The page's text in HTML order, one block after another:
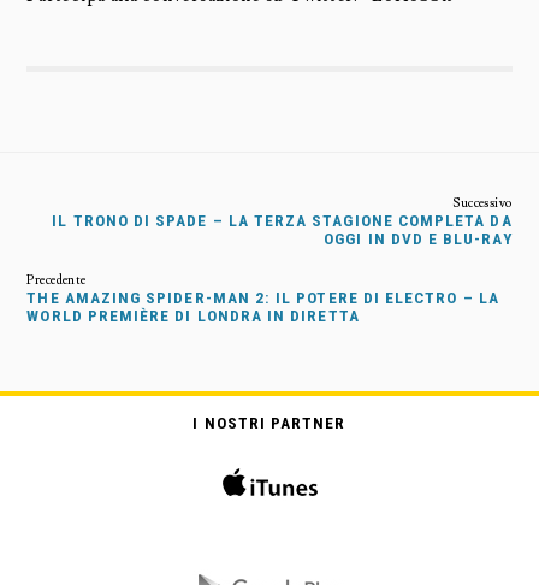
IL TRONO DI SPADE – LA TERZA STAGIONE COMPLETA DA
OGGI IN DVD E BLU-RAY
THE AMAZING SPIDER-MAN 2: IL POTERE DI ELECTRO – LA
WORLD PREMIÈRE DI LONDRA IN DIRETTA
I NOSTRI PARTNER